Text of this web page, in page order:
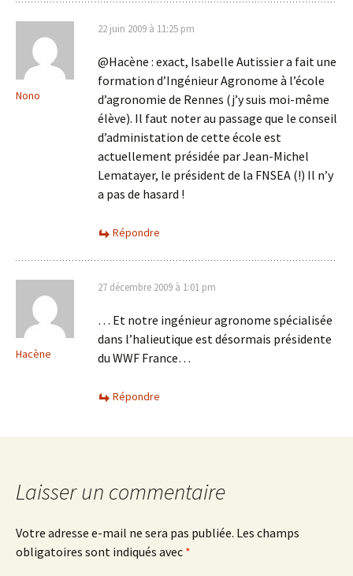
Nono
22 juin 2009 à 11:25 pm
@Hacène : exact, Isabelle Autissier a fait une
formation d’Ingénieur Agronome à l’école
d’agronomie de Rennes (j’y suis moi-même
élève). Il faut noter au passage que le conseil
d’administation de cette école est
actuellement présidée par Jean-Michel
Lematayer, le président de la FNSEA (!) Il n’y
a pas de hasard !
Répondre
Hacène
27 décembre 2009 à 1:01 pm
… Et notre ingénieur agronome spécialisée
dans l’halieutique est désormais présidente
du WWF France…
Répondre
Laisser un commentaire
Votre adresse e-mail ne sera pas publiée. Les champs
obligatoires sont indiqués avec *